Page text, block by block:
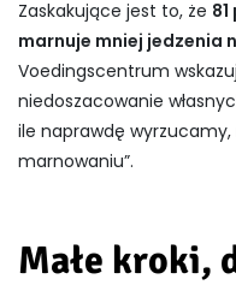
Zaskakujące jest to, że
marnuje mniej jedzenia
Voedingscentrum
niedoszacowanie
ile naprawdę
marnowaniu”.
Małe kroki,